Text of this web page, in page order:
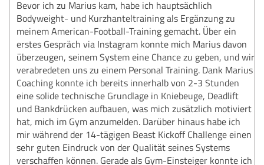
Bevor ich zu Marius kam, habe ich hauptsächlich
Bodyweight- und Kurzhanteltraining als Ergänzung zu
meinem American-Football-Training gemacht. Über ein
erstes Gespräch via Instagram konnte mich Marius davon
überzeugen, seinem System eine Chance zu geben, und wir
verabredeten uns zu einem Personal Training. Dank Marius
Coaching konnte ich bereits innerhalb von 2-3 Stunden
eine solide technische Grundlage in Kniebeuge, Deadlift
und Bankdrücken aufbauen, was mich zusätzlich motiviert
hat, mich im Gym anzumelden. Darüber hinaus habe ich
mir während der 14-tägigen Beast Kickoff Challenge einen
sehr guten Eindruck von der Qualität seines Systems
verschaffen können. Gerade als Gym-Einsteiger konnte ich